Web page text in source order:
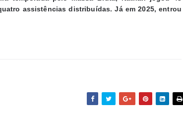
assistências distribuídas. Já em 2025, entrou